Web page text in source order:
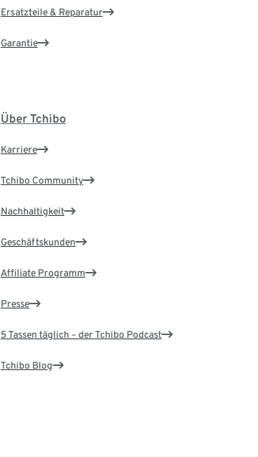
Ersatzteile & Reparatur
Garantie
Über Tchibo
Karriere
Tchibo Community
Nachhaltigkeit
Geschäftskunden
Affiliate Programm
Presse
5 Tassen täglich – der Tchibo Podcast
Tchibo Blog